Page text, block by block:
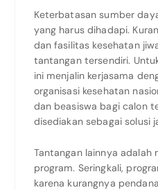
Keterbatasan sumber
yang harus dihadapi.
dan fasilitas kesehatan
tantangan tersendiri.
ini menjalin kerjasama
organisasi kesehatan
dan beasiswa bagi calon
disediakan sebagai solusi
Tantangan lainnya adalah
program. Seringkali,
karena kurangnya